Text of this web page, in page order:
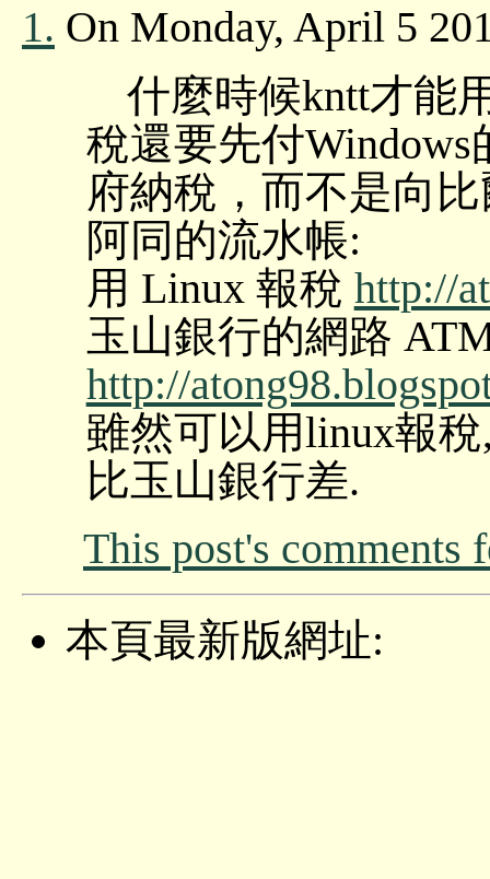
1. On Monday, April 5
什麼時候kntt才能
稅還要先付
府納稅，而不是向
阿同的流水帳:
用 Linux 報稅 http://
玉山銀行的網路
http://
雖然可以用linux報
比玉山銀行差.
This post's comments
本頁最新版網址: